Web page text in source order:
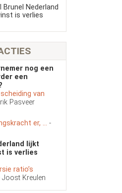
Brunel Nederland
is verlies
nog een
een
van
Pasveer
er, ... -
lijkt
is verlies
ratio’s
Joost Kreulen